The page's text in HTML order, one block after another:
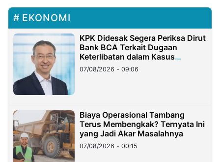
EKONOMI
KPK Didesak Segera Periksa Dirut
Bank BCA Terkait Dugaan
Keterlibatan dalam Kasus
Hilangnya Dana Nasabah Rp2,58
Miliar
07/08/2026 - 09:06
Biaya Operasional Tambang
Terus Membengkak? Ternyata Ini
yang Jadi Akar Masalahnya
07/08/2026 - 00:15